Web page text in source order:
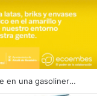
La Aemet sube hoy jueves 6 de agosto el aviso amarillo en la Campiña sevillana con temperaturas que llegarán hasta los 39 grados en las horas centrales del día